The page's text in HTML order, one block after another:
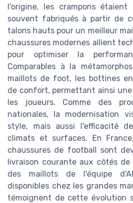
l'origine, les crampons étaient
souvent fabriqués à partir de
talons hauts pour un meilleur
chaussures modernes allient
pour optimiser la
Comparables à la
maillots de foot, les bottines
de confort, permettant ainsi
les joueurs. Comme des
nationales, la modernisation
style, mais aussi l'efficacité
climats et surfaces. En
chaussures de football sont
livraison courante aux côtés
des maillots de l'équipe
disponibles chez les grandes
témoignent de cette évolution